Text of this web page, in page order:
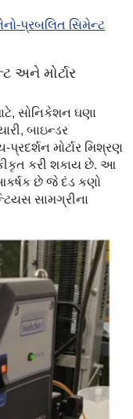
પ્રબલિત સિમેન્ટ
અને મોર્ટાર
સોનિકેશન ઘણા
બાઇન્ડર
મોર્ટાર મિશ્રણ
કરી શકાય છે. આ
છે જે દંડ કણો
સામગ્રીના